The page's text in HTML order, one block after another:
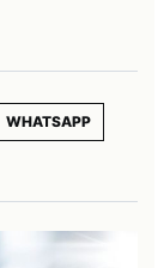
WHATSAPP